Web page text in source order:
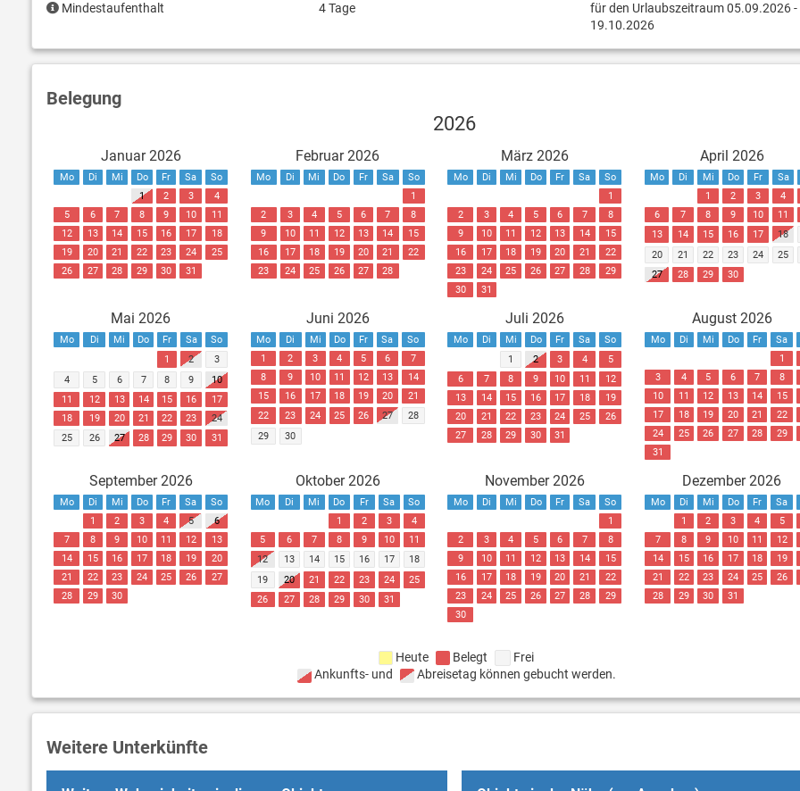
Mindestaufenthalt
4 Tage
für den Urlaubszeitraum 05.09.2026 -
19.10.2026
Belegung
2026
Januar 2026
Mo Di Mi Do Fr Sa
So
1
2 3
4
5
6 7 8 9 10
11
12
13 14 15 16 17
18
19
20 21 22 23 24
25
26
27 28 29 30 31
Februar 2026
Mo Di Mi Do Fr Sa
So
1
2
3 4 5 6 7
8
9
10 11 12 13 14
15
16
17 18 19 20 21
22
23
24 25 26 27 28
März 2026
Mo Di Mi Do Fr Sa
So
1
2
3 4 5 6 7
8
9
10 11 12 13 14
15
16
17 18 19 20 21
22
23
24 25 26 27 28
29
30
31
April 2026
Mo Di Mi Do Fr Sa
1
2 3 4
6
7 8 9 10 11
13
14 15 16 17 18
20
21 22 23 24 25
27
28 29 30
Mai 2026
Mo Di Mi Do Fr Sa
So
1
2
3
4
5 6 7 8 9
10
11
12 13 14 15 16
17
18
19 20 21 22 23
24
25
26 27 28 29 30 31
Juni 2026
Mo Di Mi Do Fr Sa
So
1
2 3 4 5 6
7
8
9 10 11 12 13
14
15
16 17 18 19 20
21
22
23 24 25 26 27
28
29
30
Juli 2026
Mo Di Mi Do Fr Sa
So
1
2 3 4
5
6
7 8 9 10 11
12
13
14 15 16 17 18
19
20
21 22 23 24 25
26
27
28 29 30 31
August 2026
Mo Di Mi Do Fr Sa
1
3
4 5 6 7 8
10
11 12 13 14 15
17
18 19 20 21 22
24
25 26 27 28 29
31
September 2026
Mo Di Mi Do Fr Sa
So
1
2 3 4 5
6
7
8 9 10 11 12
13
14
15 16 17 18 19
20
21
22 23 24 25 26
27
28
29 30
Oktober 2026
Mo Di Mi Do Fr Sa
So
1
2 3
4
5
6 7 8 9 10
11
12
13 14 15 16 17
18
19
20 21 22 23 24
25
26
27 28 29 30 31
November 2026
Mo Di Mi Do Fr Sa
So
1
2
3 4 5 6 7
8
9
10 11 12 13 14
15
16
17 18 19 20 21
22
23
24 25 26 27 28
29
30
Dezember 2026
Mo Di Mi Do Fr Sa
1
2 3 4 5
7
8 9 10 11 12
14
15 16 17 18 19
21
22 23 24 25 26
28
29 30 31
Heute Belegt
Frei
Ankunfts- und
Abreisetag können gebucht werden.
Weitere Unterkünfte